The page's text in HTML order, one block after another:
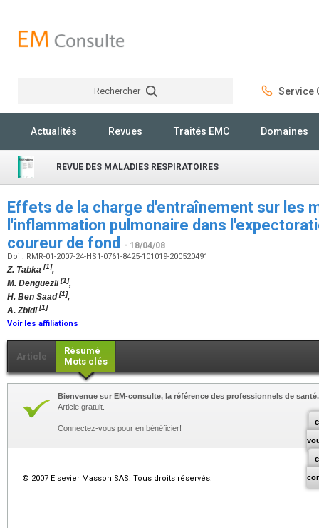
Rechercher Service
Actualités Revues Traités EMC Domaines
REVUE DES MALADIES RESPIRATOIRES
Effets de la charge d'entraînement sur les
l'inflammation pulmonaire dans
coureur de fond
- 18/04/08
Doi : RMR-01-2007-24-HS1-0761-8425-101019-200520491
Z. Tabka [1],
M. Denguezli[1],
H. Ben Saad[1],
A. Zbidi[1]
Voir les affiliations
Article
Résumé
Mots clés
Bienvenue sur EM-consulte, la référence des professionnels de santé.
Article gratuit.
Connectez-vous pour en bénéficier!
© 2007 Elsevier Masson SAS. Tous droits réservés.